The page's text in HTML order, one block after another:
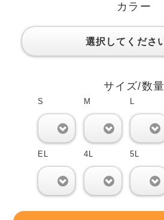
カラー
選択してくださ
サイズ/数量
S M L
EL 4L 5L